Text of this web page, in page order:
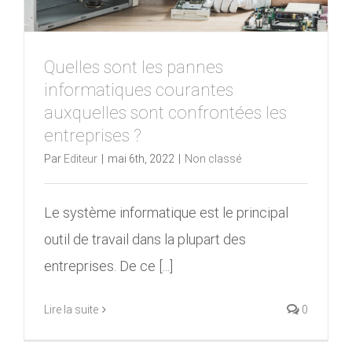
Quelles sont les pannes
informatiques courantes
auxquelles sont confrontées les
entreprises ?
Par Editeur mai 6th, 2022 Non classé
Le système informatique est le principal
outil de travail dans la plupart des
entreprises. De ce [...]
Lire la suite 0